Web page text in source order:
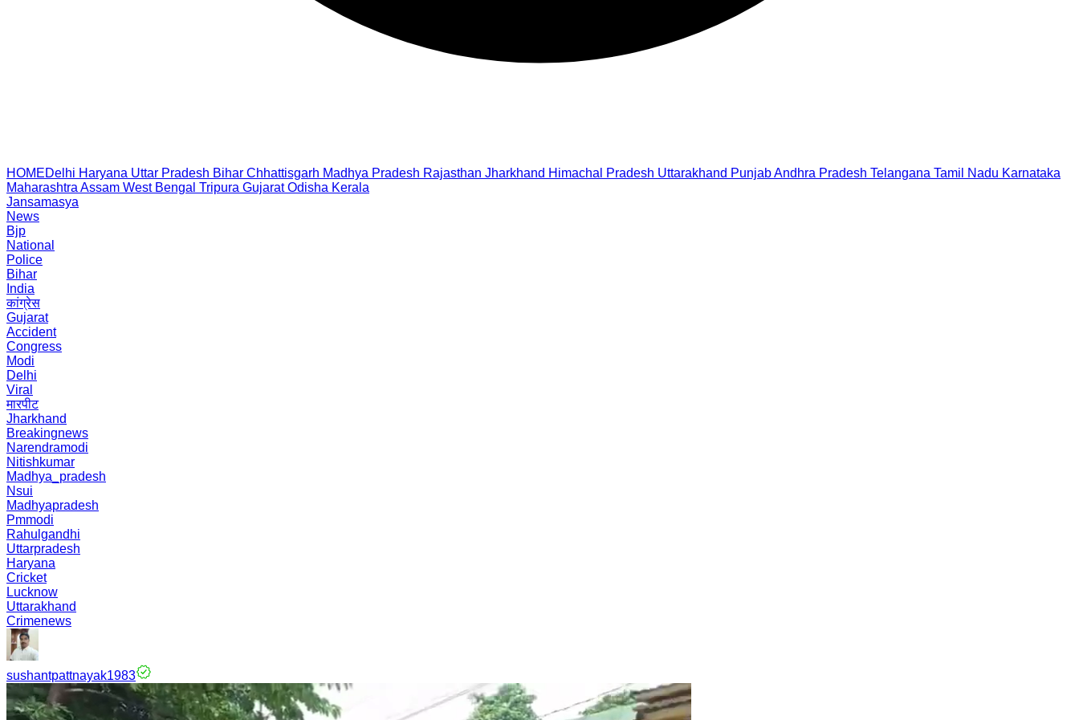
HOMEDelhi Haryana Uttar Pradesh Bihar Chhattisgarh Madhya Pradesh Rajasthan Jharkhand Himachal Pradesh Uttarakhand PunjabAndhra Pradesh Telangana Tamil Nadu Karnataka
Maharashtra Assam West Bengal Tripura Gujarat Odisha Kerala
Jansamasya
News
Bjp
National
Police
Bihar
India
कांग्रेस
Gujarat
Accident
Congress
Modi
Delhi
Viral
मारपीट
Jharkhand
Breakingnews
Narendramodi
Nitishkumar
Madhya_pradesh
Nsui
Madhyapradesh
Pmmodi
Rahulgandhi
Uttarpradesh
Haryana
Cricket
Lucknow
Uttarakhand
Crimenews
sushantpattnayak1983